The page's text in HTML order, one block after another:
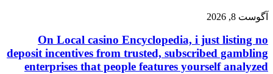
آگوست 8, 2026
On Local casino Encyclopedia, i just listing no
deposit incentives from trusted, subscribed gambling
enterprises that people features yourself analyzed